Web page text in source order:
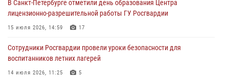
В Выборгском районе наряд Росгвардии обнаружил
разыскиваемый преступный автотранспорт
05 августа 2026, 12:25 2
Петербургские росгвардейцы обнаружили объявленный в розыск
автомобиль, ранее использовавшийся при совершении кражи в
Ленобласти
В Санкт-Петербурге отметили день образования Центра
лицензионно-разрешительной работы ГУ Росгвардии
15 июля 2026, 14:59 17
Сотрудники Росгвардии провели уроки безопасности для
воспитанников летних лагерей
14 июля 2026, 11:25 5